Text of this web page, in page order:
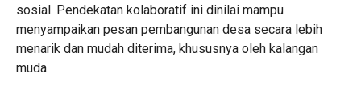
sosial. Pendekatan kolaboratif ini dinilai mampu
menyampaikan pesan pembangunan desa secara lebih
menarik dan mudah diterima, khususnya oleh kalangan
muda.